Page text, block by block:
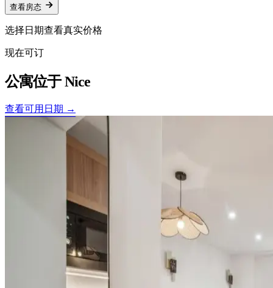
查看房态
选择日期查看真实价格
现在可订
公寓位于Nice
查看可用日期 →